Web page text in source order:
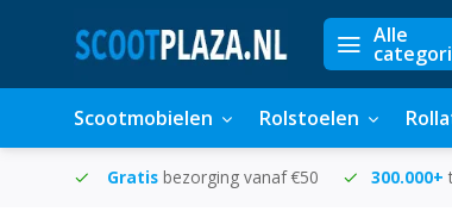
Alle
Scootmobielen Rolstoelen
Gratis bezorging vanaf €50 300.000+